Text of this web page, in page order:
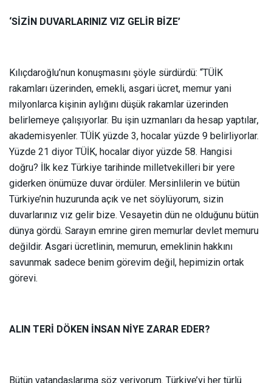
‘SİZİN DUVARLARINIZ VIZ GELİR BİZE’
Kılıçdaroğlu’nun konuşmasını şöyle sürdürdü: “TÜİK
rakamları üzerinden, emekli, asgari ücret, memur yani
milyonlarca kişinin aylığını düşük rakamlar üzerinden
belirlemeye çalışıyorlar. Bu işin uzmanları da hesap yaptılar,
akademisyenler. TÜİK yüzde 3, hocalar yüzde 9 belirliyorlar.
Yüzde 21 diyor TÜİK, hocalar diyor yüzde 58. Hangisi
doğru? İlk kez Türkiye tarihinde milletvekilleri bir yere
giderken önümüze duvar ördüler. Mersinlilerin ve bütün
Türkiye’nin huzurunda açık ve net söylüyorum, sizin
duvarlarınız vız gelir bize. Vesayetin dün ne olduğunu bütün
dünya gördü. Sarayın emrine giren memurlar devlet memuru
değildir. Asgari ücretlinin, memurun, emeklinin hakkını
savunmak sadece benim görevim değil, hepimizin ortak
görevi.
ALIN TERİ DÖKEN İNSAN NİYE ZARAR EDER?